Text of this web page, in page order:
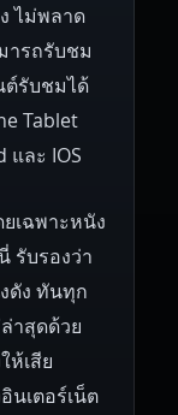
Turkey
ไม่พลาด
ารถรับชม
ต์รับชมได้
Tablet
และ IOS
เฉพาะหนัง
รับรองว่า
ดัง ทันทุก
าสุดด้วย
ห้เสีย
นเตอร์เน็ต